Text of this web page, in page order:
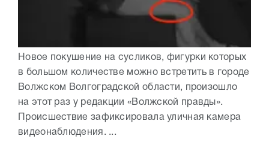
Новое покушение на сусликов, фигурки которых
в большом количестве можно встретить в городе
Волжском Волгоградской области, произошло
на этот раз у редакции «Волжской правды».
Происшествие зафиксировала уличная камера
видеонаблюдения. ...